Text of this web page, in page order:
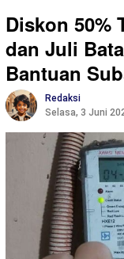
Diskon 50%
dan Juli
Bantuan
Redaksi
Selasa, 3 Juni